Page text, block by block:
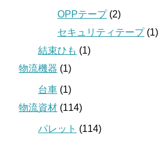
OPPテープ(2)
セキュリティテープ(1)
結束ひも (1)
物流機器 (1)
台車 (1)
物流資材 (114)
パレット (114)